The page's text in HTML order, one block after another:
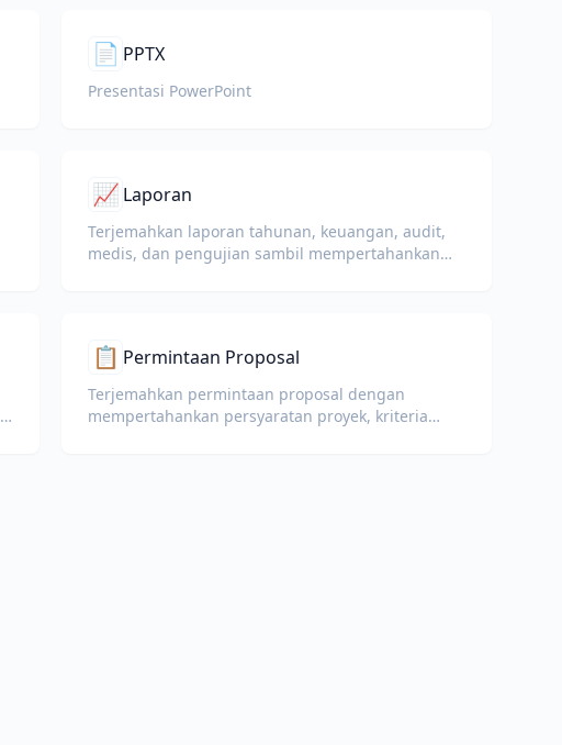
📄 PPTX
Presentasi PowerPoint
📈 Laporan
Terjemahkan laporan tahunan, keuangan, audit,
medis, dan pengujian sambil mempertahankan
📋 Permintaan Proposal
Terjemahkan permintaan proposal dengan
mempertahankan persyaratan proyek, kriteria